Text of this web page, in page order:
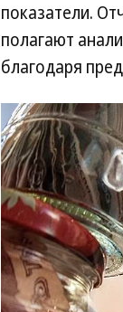
показатели.
полагают
благодаря